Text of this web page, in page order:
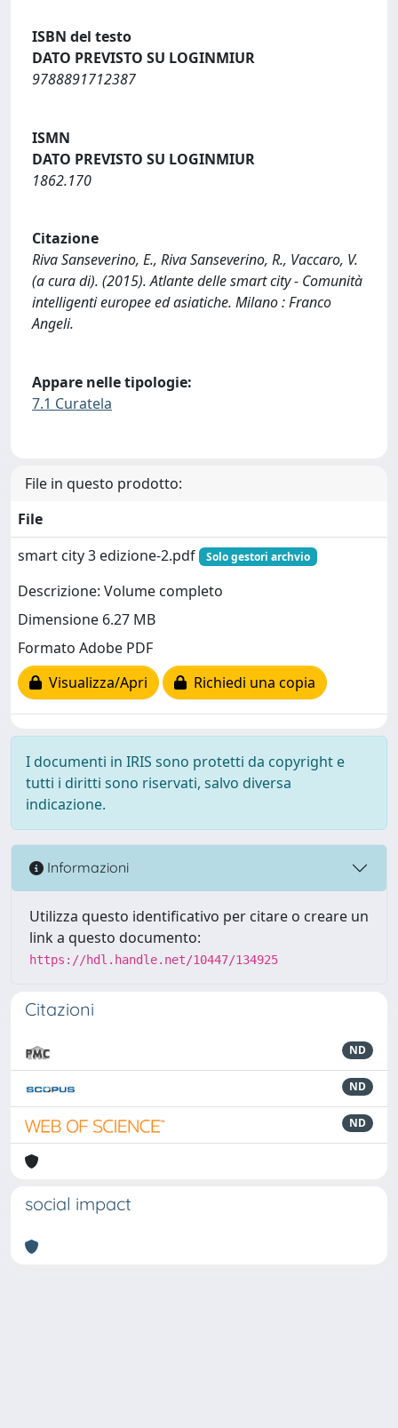
ISBN del testo
DATO PREVISTO SU LOGINMIUR
9788891712387
ISMN
DATO PREVISTO SU LOGINMIUR
1862.170
Citazione
Riva Sanseverino, E., Riva Sanseverino, R., Vaccaro, V.
(a cura di). (2015). Atlante delle smart city - Comunità
intelligenti europee ed asiatiche. Milano : Franco
Angeli.
Appare nelle tipologie:
7.1 Curatela
File in questo prodotto:
File
smart city 3 edizione-2.pdf
Solo gestori archvio
Descrizione: Volume completo
Dimensione 6.27 MB
Formato Adobe PDF
Visualizza/Apri
Richiedi una copia
I documenti in IRIS sono protetti da copyright e
tutti i diritti sono riservati, salvo diversa
indicazione.
Informazioni
Utilizza questo identificativo per citare o creare un
link a questo documento:
https://hdl.handle.net/10447/134925
Citazioni
ND
ND
ND
social impact